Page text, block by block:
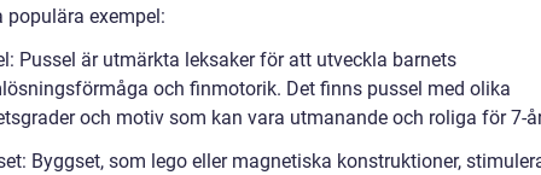
populära exempel:
Pussel är utmärkta leksaker för att utveckla barnets
och finmotorik. Det finns pussel med olika
och motiv som kan vara utmanande och roliga för 7-
Byggset, som lego eller magnetiska konstruktioner,